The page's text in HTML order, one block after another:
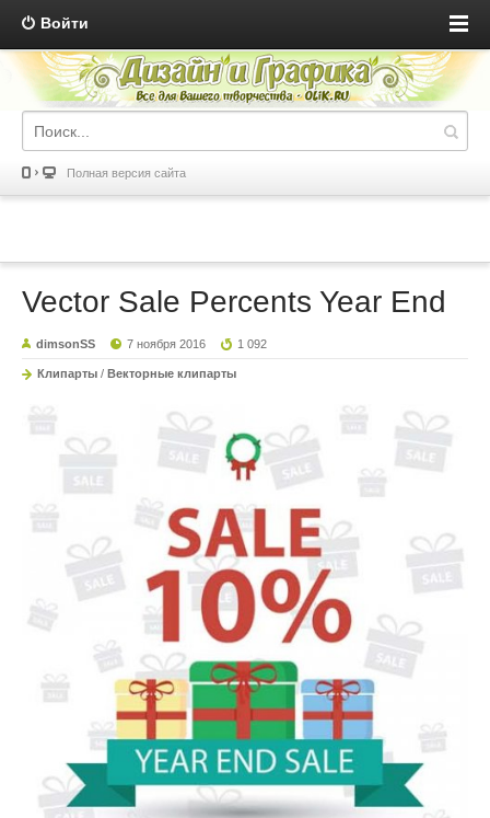
Войти
Полная версия сайта
Vector Sale Percents Year End
dimsonSS 7 ноября 2016 1 092
Клипарты / Векторные клипарты